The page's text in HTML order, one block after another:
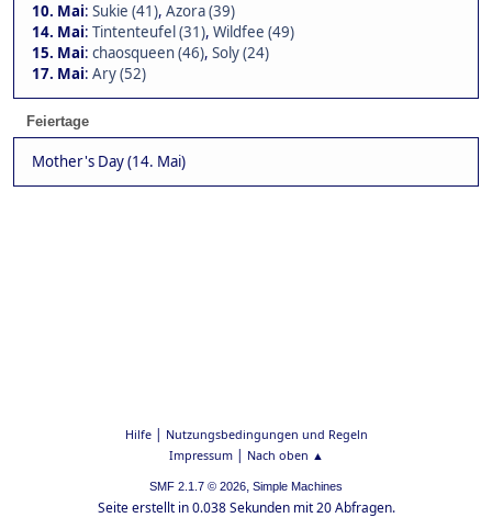
10. Mai: Sukie (41), Azora (39)
14. Mai: Tintenteufel (31), Wildfee (49)
15. Mai: chaosqueen (46), Soly (24)
17. Mai: Ary (52)
Feiertage
Mother's Day (14. Mai)
Hilfe| Nutzungsbedingungen und Regeln
Impressum| Nach oben ▲
SMF 2.1.7 © 2026, Simple Machines
Seite erstellt in 0.038 Sekunden mit 20 Abfragen.